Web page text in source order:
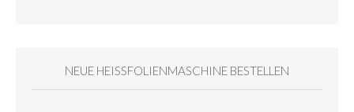
NEUE HEISSFOLIENMASCHINE BESTELLEN